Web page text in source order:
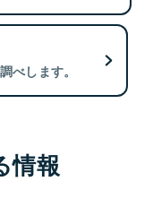
べします。
情報